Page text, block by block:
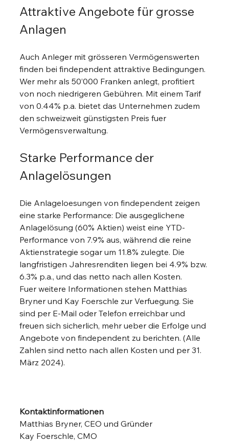
Attraktive Angebote für grosse
Anlagen
Auch Anleger mit grösseren Vermögenswerten
finden bei findependent attraktive Bedingungen.
Wer mehr als 50’000 Franken anlegt, profitiert
von noch niedrigeren Gebühren. Mit einem Tarif
von 0.44% p.a. bietet das Unternehmen zudem
den schweizweit günstigsten Preis fuer
Vermögensverwaltung.
Starke Performance der
Anlagelösungen
Die Anlageloesungen von findependent zeigen
eine starke Performance: Die ausgeglichene
Anlagelösung (60% Aktien) weist eine YTD-
Performance von 7.9% aus, während die reine
Aktienstrategie sogar um 11.8% zulegte. Die
langfristigen Jahresrenditen liegen bei 4.9% bzw.
6.3% p.a., und das netto nach allen Kosten.
Fuer weitere Informationen stehen Matthias
Bryner und Kay Foerschle zur Verfuegung. Sie
sind per E-Mail oder Telefon erreichbar und
freuen sich sicherlich, mehr ueber die Erfolge und
Angebote von findependent zu berichten. (Alle
Zahlen sind netto nach allen Kosten und per 31.
März 2024).
Kontaktinformationen
Matthias Bryner, CEO und Gründer
Kay Foerschle, CMO